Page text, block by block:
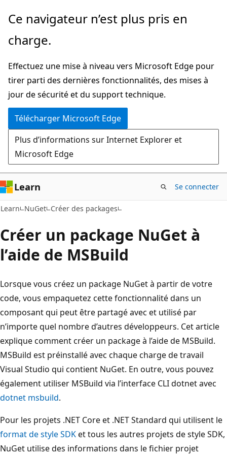
Passer
directement
au
principal
Ce navigateur n’est plus pris en
charge.
Effectuez une mise à niveau vers Microsoft Edge pour
tirer parti des dernières fonctionnalités, des mises à
jour de sécurité et du support technique.
Télécharger Microsoft Edge
Plus d’informations sur Internet Explorer et
Microsoft Edge
Learn Se connecter
Learn NuGet Créer des packages
Créer un package NuGet à
l’aide de MSBuild
Lorsque vous créez un package NuGet à partir de votre
code, vous empaquetez cette fonctionnalité dans un
composant qui peut être partagé avec et utilisé par
n’importe quel nombre d’autres développeurs. Cet article
explique comment créer un package à l’aide de MSBuild.
MSBuild est préinstallé avec chaque charge de travail
Visual Studio qui contient NuGet. En outre, vous pouvez
également utiliser MSBuild via l’interface CLI dotnet avec
dotnet msbuild.
Pour les projets .NET Core et .NET Standard qui utilisent le
format de style SDKet tous les autres projets de style SDK,
NuGet utilise des informations dans le fichier projet